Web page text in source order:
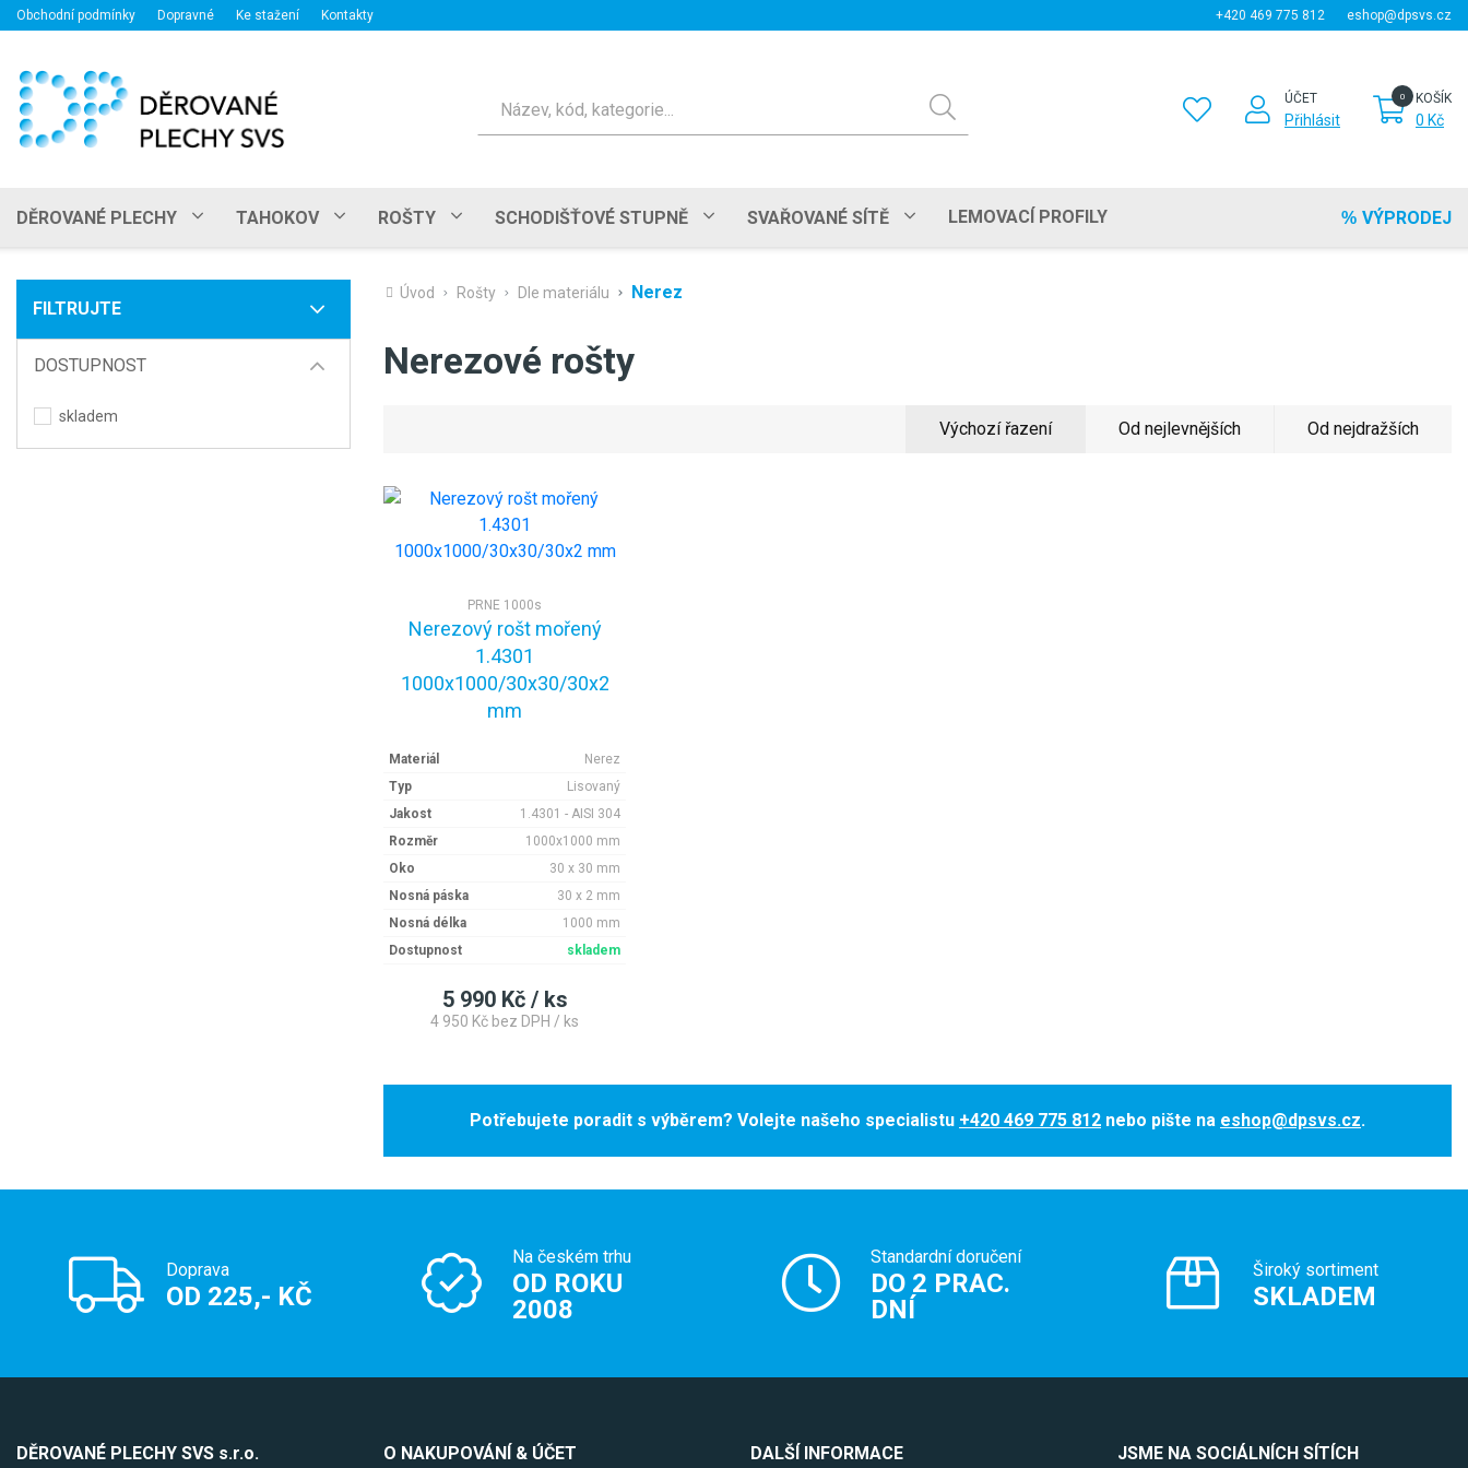
Obchodní podmínky Dopravné Ke stažení Kontakty +420 469 775 812 eshop@dpsvs.cz
ÚČET
Přihlásit
KOŠÍK
0 Kč
DĚROVANÉ PLECHY TAHOKOV ROŠTY SCHODIŠŤOVÉ STUPNĚ SVAŘOVANÉ SÍTĚ LEMOVACÍ PROFILY VÝPRODEJ
FILTRUJTE
DOSTUPNOST
skladem
Úvod Rošty Dle materiálu Nerez
Nerezové rošty
Výchozí řazení Od nejlevnějších Od nejdražších
PRNE 1000s
Nerezový rošt mořený
1.4301
1000x1000/30x30/30x2
mm
Materiál
Nerez
Typ
Lisovaný
Jakost
1.4301 - AISI 304
Rozměr
1000x1000 mm
Oko
30 x 30 mm
Nosná páska
30 x 2 mm
Nosná délka
1000 mm
Dostupnost
skladem
5 990 Kč / ks
4 950 Kč bez DPH / ks
Potřebujete poradit s výběrem? Volejte našeho specialistu +420 469 775 812 nebo pište na eshop@dpsvs.cz.
Doprava
OD 225,- KČ
Na českém trhu
OD ROKU
2008
Standardní doručení
DO 2 PRAC.
DNÍ
Široký sortiment
SKLADEM
DĚROVANÉ PLECHY SVS s.r.o. O NAKUPOVÁNÍ & ÚČET DALŠÍ INFORMACE JSME NA SOCIÁLNÍCH SÍTÍCH